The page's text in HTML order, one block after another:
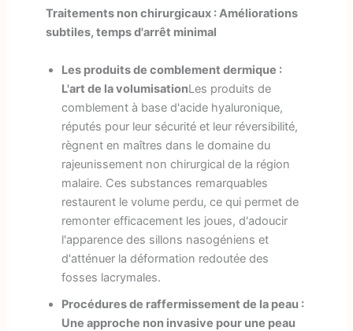
Traitements non chirurgicaux : Améliorations
subtiles, temps d'arrêt minimal
Les produits de comblement dermique :
L'art de la volumisationLes produits de
comblement à base d'acide hyaluronique,
réputés pour leur sécurité et leur réversibilité,
règnent en maîtres dans le domaine du
rajeunissement non chirurgical de la région
malaire. Ces substances remarquables
restaurent le volume perdu, ce qui permet de
remonter efficacement les joues, d'adoucir
l'apparence des sillons nasogéniens et
d'atténuer la déformation redoutée des
fosses lacrymales.
Procédures de raffermissement de la peau :
Une approche non invasive pour une peau